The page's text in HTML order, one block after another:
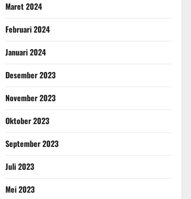
Maret 2024
Februari 2024
Januari 2024
Desember 2023
November 2023
Oktober 2023
September 2023
Juli 2023
Mei 2023